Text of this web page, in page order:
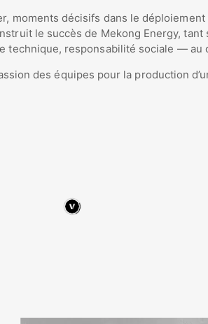
moments décisifs dans le
le succès de Mekong Energy,
technique, responsabilité sociale —
des équipes pour la production